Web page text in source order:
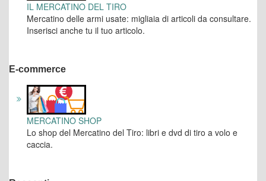
IL MERCATINO DEL TIRO
Mercatino delle armi usate: migliaia di articoli da consultare.
Inserisci anche tu il tuo articolo.
E-commerce
MERCATINO SHOP
Lo shop del Mercatino del Tiro: libri e dvd di tiro a volo e
caccia.